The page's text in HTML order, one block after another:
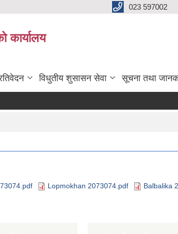
023 597002
कार्यालय
विधुतीय शुसासन सेवा सूचना तथा
Lopmokhan 2073074.pdf Balbalika